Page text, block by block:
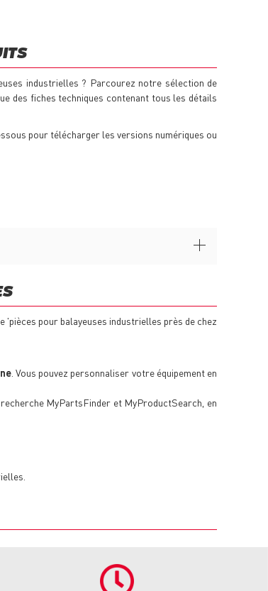
industrielles ? Parcourez notre sélection de
des fiches techniques contenant tous les détails
pour télécharger les versions numériques ou
'pièces pour balayeuses industrielles près de chez
. Vous pouvez personnaliser votre équipement en
MyPartsFinder et MyProductSearch, en